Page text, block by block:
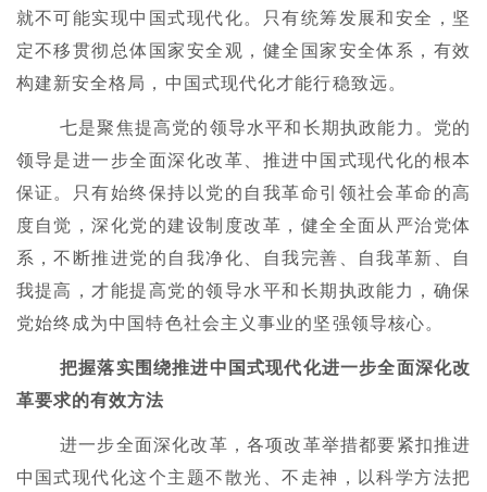
就不可能实现中国式现代化。只有统筹发展和安全，坚
定不移贯彻总体国家安全观，健全国家安全体系，有效
构建新安全格局，中国式现代化才能行稳致远。
七是聚焦提高党的领导水平和长期执政能力。党的
领导是进一步全面深化改革、推进中国式现代化的根本
保证。只有始终保持以党的自我革命引领社会革命的高
度自觉，深化党的建设制度改革，健全全面从严治党体
系，不断推进党的自我净化、自我完善、自我革新、自
我提高，才能提高党的领导水平和长期执政能力，确保
党始终成为中国特色社会主义事业的坚强领导核心。
把握落实围绕推进中国式现代化进一步全面深化改
革要求的有效方法
进一步全面深化改革，各项改革举措都要紧扣推进
中国式现代化这个主题不散光、不走神，以科学方法把